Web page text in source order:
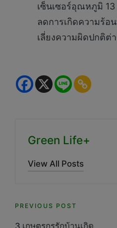
เซ็นเซอร์อุณหภูมิ
ลดการเกิดความร้อ
เลี่ยงความผิดปกติต่
Green Life+
View All Posts
Post
PREVIOUS POST